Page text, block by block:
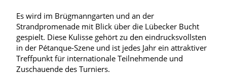
Es wird im Brügmanngarten und an der
Strandpromenade mit Blick über die Lübecker Bucht
gespielt. Diese Kulisse gehört zu den eindrucksvollsten
in der Pétanque-Szene und ist jedes Jahr ein attraktiver
Treffpunkt für internationale Teilnehmende und
Zuschauende des Turniers.